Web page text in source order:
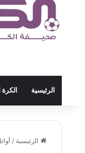
الرئيسية
الرئيسية /